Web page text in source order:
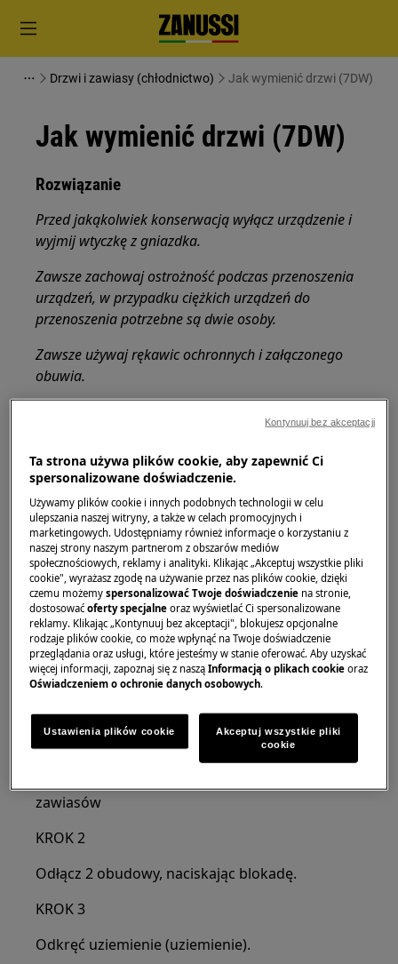
Drzwi i zawiasy (chłodnictwo) Jak wymienić drzwi (7DW)
Jak wymienić drzwi (7DW)
Rozwiązanie
Przed jakąkolwiek konserwacją wyłącz urządzenie i
wyjmij wtyczkę zgniazdka.
Zawsze zachowaj ostrożność podczas przenoszenia
urządzeń, w przypadku ciężkich urządzeń do
przenoszenia potrzebne są dwie osoby.
Zawsze używaj rękawic ochronnych i załączonego
obuwia.
naprawa nieprofesjonalna może mieć konsekwencje
dla bezpieczeństwa, jeśli nie zostanie wykonana
prawidłowo
Drzwi zamrażarki i lodówki
PRZYBORY
1. Śrubokręt krzyżakowy
2. Wewnętrzny klucz imbusowy 10 mm
3. Stabilny stołek (wysokość ok. 50 cm)
KROK 1
Odkręć (2 sztuki), aby zdjąć pokrywę górnego
zawiasu.
zawiasów
KROK 2
Odłącz 2 obudowy, naciskając blokadę.
KROK 3
Odkręć uziemienie (uziemienie).
Ta strona używa plików cookie, aby zapewnić Ci
spersonalizowane doświadczenie.
Używamy plików cookie i innych podobnych technologii w celu
ulepszania naszej witryny, a także w celach promocyjnych i
marketingowych. Udostępniamy również informacje o korzystaniu z
naszej strony naszym partnerom z obszarów mediów
społecznościowych, reklamy i analityki. Klikając „Akceptuj wszystkie pliki
cookie", wyrażasz zgodę na używanie przez nas plików cookie, dzięki
czemu możemyspersonalizować Twoje doświadczenie na stronie,
dostosowaćoferty specjalne oraz wyświetlać Ci spersonalizowane
reklamy. Klikając „Kontynuuj bez akceptacji", blokujesz opcjonalne
rodzaje plików cookie, co może wpłynąć na Twoje doświadczenie
przeglądania oraz usługi, które jesteśmy w stanie oferować. Aby uzyskać
więcej informacji, zapoznaj się z nasząInformacją o plikach cookie oraz
Oświadczeniem o ochronie danych osobowych.
Ustawienia plików cookie
Akceptuj wszystkie pliki
cookie
Kontynuuj bez akceptacji